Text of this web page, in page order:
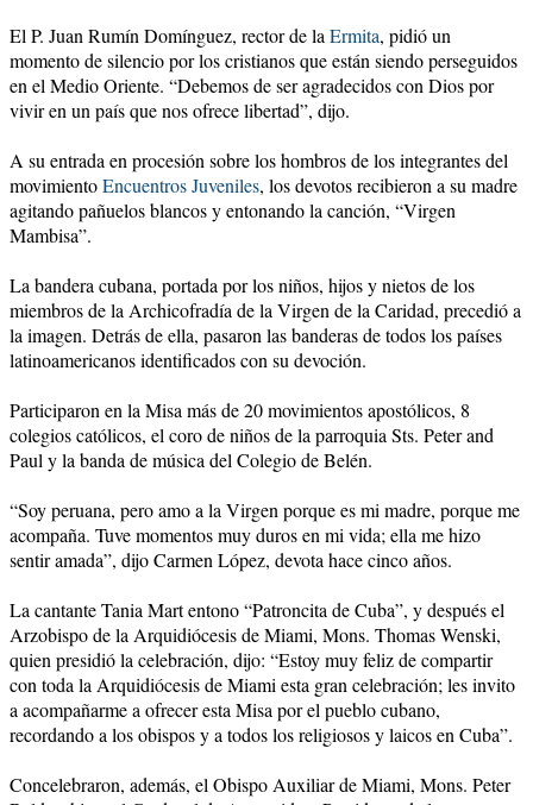
El P. Juan Rumín Domínguez, rector de laErmita, pidió un
momento de silencio por los cristianos que están siendo perseguidos
en el Medio Oriente. “Debemos de ser agradecidos con Dios por
vivir en un país que nos ofrece libertad”, dijo.
A su entrada en procesión sobre los hombros de los integrantes del
movimientoEncuentros Juveniles, los devotos recibieron a su madre
agitando pañuelos blancos y entonando la canción, “Virgen
Mambisa”.
La bandera cubana, portada por los niños, hijos y nietos de los
miembros de la Archicofradía de la Virgen de la Caridad, precedió a
la imagen. Detrás de ella, pasaron las banderas de todos los países
latinoamericanos identificados con su devoción.
Participaron en la Misa más de 20 movimientos apostólicos, 8
colegios católicos, el coro de niños de la parroquia Sts. Peter and
Paul y la banda de música del Colegio de Belén.
“Soy peruana, pero amo a la Virgen porque es mi madre, porque me
acompaña. Tuve momentos muy duros en mi vida; ella me hizo
sentir amada”, dijo Carmen López, devota hace cinco años.
La cantante Tania Mart entono “Patroncita de Cuba”, y después el
Arzobispo de la Arquidiócesis de Miami, Mons. Thomas Wenski,
quien presidió la celebración, dijo: “Estoy muy feliz de compartir
con toda la Arquidiócesis de Miami esta gran celebración; les invito
a acompañarme a ofrecer esta Misa por el pueblo cubano,
recordando a los obispos y a todos los religiosos y laicos en Cuba”.
Concelebraron, además, el Obispo Auxiliar de Miami, Mons. Peter